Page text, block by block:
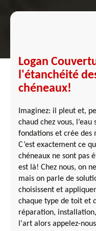
Logan
l'étanchéité
chéneaux!
Imaginez: il pleut et,
chaud chez vous,
fondations et crée des
C’est exactement ce
chéneaux ne sont pas
est là! Chez nous, on
mais on parle de
choisissent et
chaque type de toit et
réparation,
l'art alors appelez-